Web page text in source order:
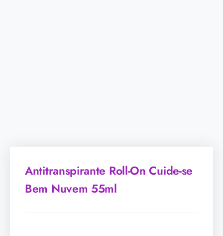
Antitranspirante Roll-On Cuide-se
Bem Nuvem 55ml